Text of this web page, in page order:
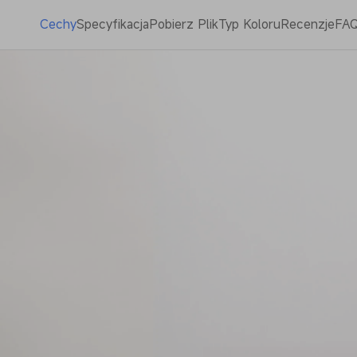
CechySpecyfikacjaPobierz PlikTyp KoloruRecenzje